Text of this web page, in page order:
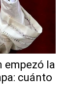
empezó la
cuánto